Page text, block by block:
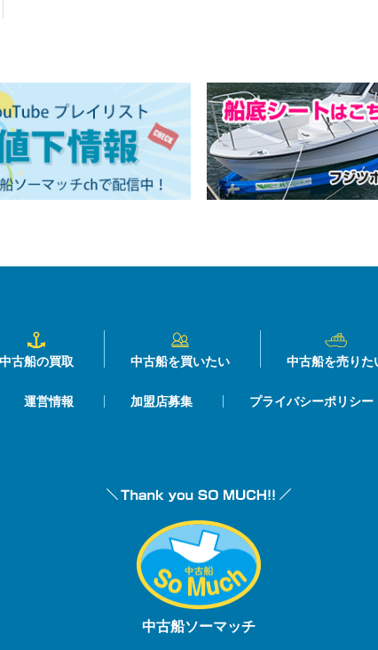
中古船の買取 中古船を買いたい 中古船を売りた
運営情報 加盟店募集 プライバシーポリシー
中古船ソーマッチ